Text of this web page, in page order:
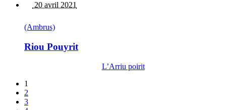
20 avril 2021
(Ambrus)
Riou Pouyrit
L’Arriu poirit
1
2
3